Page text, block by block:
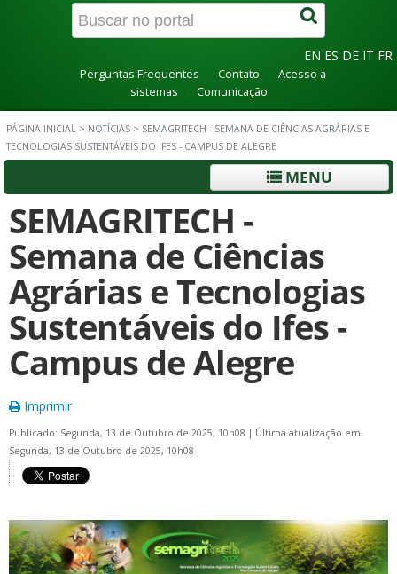
EN ES DE IT FR
Perguntas Frequentes Contato
Acesso a
sistemas
Comunicação
PÁGINA INICIAL > NOTÍCIAS > SEMAGRITECH - SEMANA DE CIÊNCIAS AGRÁRIAS E
TECNOLOGIAS SUSTENTÁVEIS DO IFES - CAMPUS DE ALEGRE
MENU
SEMAGRITECH -
Semana de Ciências
Agrárias e Tecnologias
Sustentáveis do Ifes -
Campus de Alegre
Imprimir
Publicado: Segunda, 13 de Outubro de 2025, 10h08 | Última atualização em
Segunda, 13 de Outubro de 2025, 10h08